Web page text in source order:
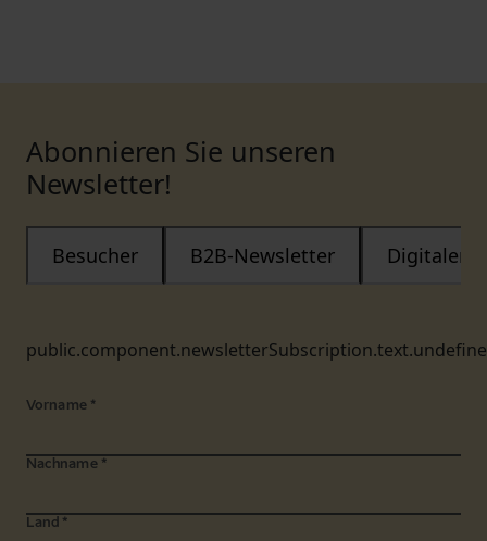
Abonnieren Sie unseren
Newsletter!
Besucher B2B-Newsletter Digitaler
Vorname *
Nachname *
Land *